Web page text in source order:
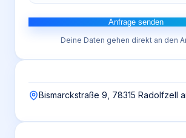
Anfrage senden
Deine Daten gehen direkt an den
Bismarckstraße 9, 78315 Radolfzell